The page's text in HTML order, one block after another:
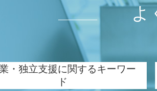
よ
・独立支援に関するキーワー
ド